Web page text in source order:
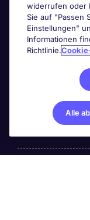
Nach
widerrufen oder
Sie auf "Passen
Einstellungen"
Informationen
Richtlinie.
Alle